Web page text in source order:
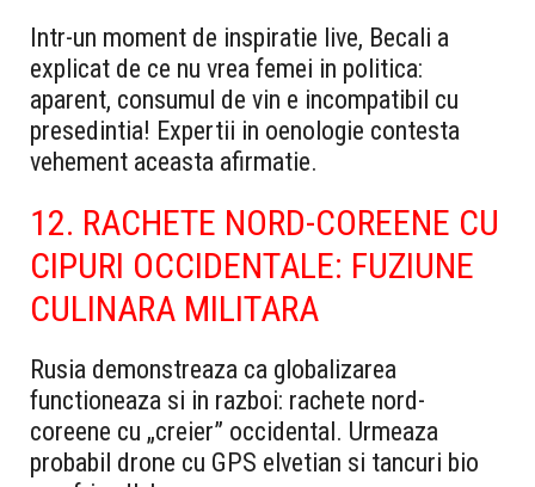
Intr-un moment de inspiratie live, Becali a
explicat de ce nu vrea femei in politica:
aparent, consumul de vin e incompatibil cu
presedintia! Expertii in oenologie contesta
vehement aceasta afirmatie.
12. RACHETE NORD-COREENE CU
CIPURI OCCIDENTALE: FUZIUNE
CULINARA MILITARA
Rusia demonstreaza ca globalizarea
functioneaza si in razboi: rachete nord-
coreene cu „creier” occidental. Urmeaza
probabil drone cu GPS elvetian si tancuri bio